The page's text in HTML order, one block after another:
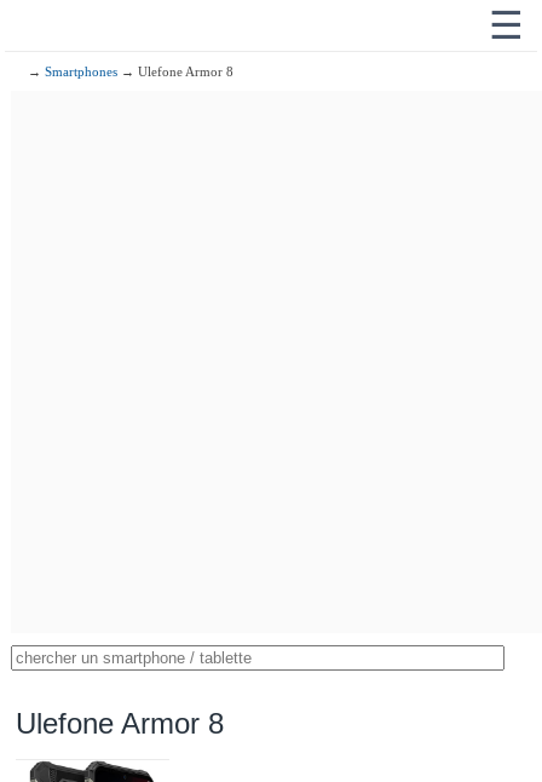
☰
→Smartphones → Ulefone Armor 8
Ulefone Armor 8